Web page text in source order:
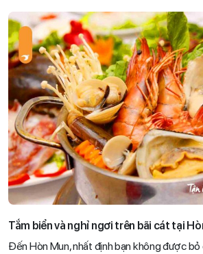
Tắm biển và nghỉ ngơi trên bãi cát tại
Đến Hòn Mun, nhất định bạn không được